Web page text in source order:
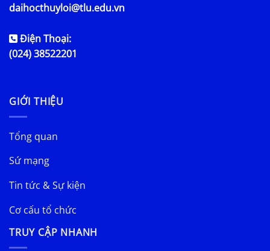
daihocthuyloi@tlu.edu.vn
Điện Thoại:
(024) 38522201
GIỚI THIỆU
Tổng quan
Sứ mạng
Tin tức & Sự kiện
Cơ cấu tổ chức
TRUY CẬP NHANH